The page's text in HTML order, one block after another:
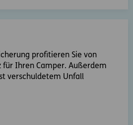
profitieren Sie von
für Ihren Camper. Außerdem
verschuldetem Unfall